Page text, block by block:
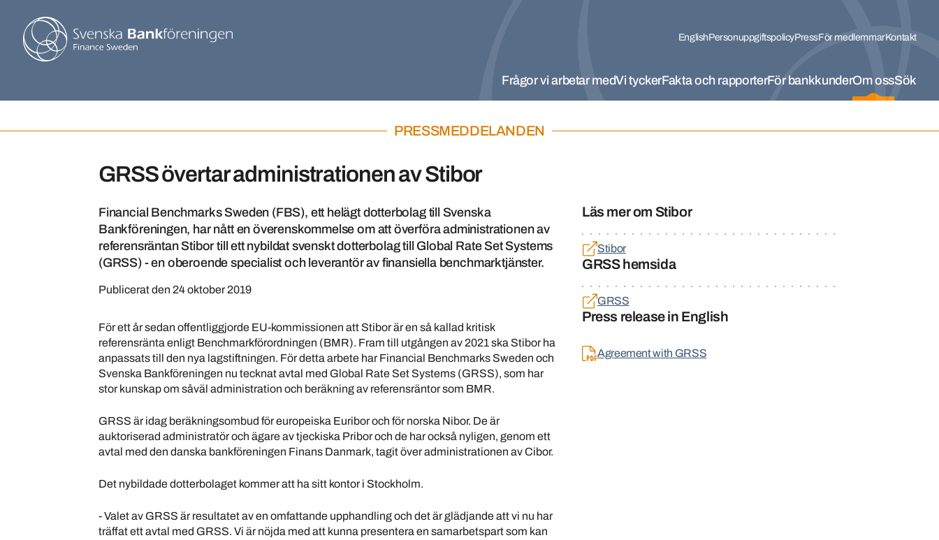
EnglishPersonuppgiftspolicyPressFör medlemmarKontakt
Frågor vi arbetar medVi tyckerFakta och rapporterFör bankkunderOm ossSök
PRESSMEDDELANDEN
GRSS övertar administrationen av Stibor
Financial Benchmarks Sweden (FBS), ett helägt dotterbolag till Svenska
Bankföreningen, har nått en överenskommelse om att överföra administrationen av
referensräntan Stibor till ett nybildat svenskt dotterbolag till Global Rate Set Systems
(GRSS) - en oberoende specialist och leverantör av finansiella benchmarktjänster.
Publicerat den 24 oktober 2019
För ett år sedan offentliggjorde EU-kommissionen att Stibor är en så kallad kritisk
referensränta enligt Benchmarkförordningen (BMR). Fram till utgången av 2021 ska Stibor ha
anpassats till den nya lagstiftningen. För detta arbete har Financial Benchmarks Sweden och
Svenska Bankföreningen nu tecknat avtal med Global Rate Set Systems (GRSS), som har
stor kunskap om såväl administration och beräkning av referensräntor som BMR.
GRSS är idag beräkningsombud för europeiska Euribor och för norska Nibor. De är
auktoriserad administratör och ägare av tjeckiska Pribor och de har också nyligen, genom ett
avtal med den danska bankföreningen Finans Danmark, tagit över administrationen av Cibor.
Det nybildade dotterbolaget kommer att ha sitt kontor i Stockholm.
- Valet av GRSS är resultatet av en omfattande upphandling och det är glädjande att vi nu har
träffat ett avtal med GRSS. Vi är nöjda med att kunna presentera en samarbetspart som kan
Läs mer om Stibor
Stibor
GRSS hemsida
GRSS
Press release in English
Agreement with GRSS